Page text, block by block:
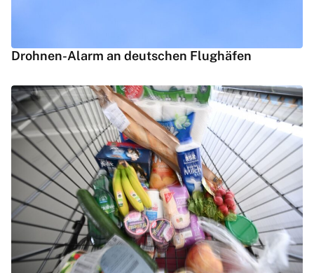
Drohnen-Alarm an deutschen Flughäfen